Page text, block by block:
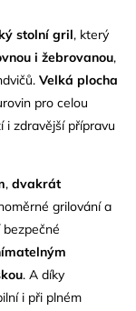
stolní gril, který
i žebrovanou,
Velká plocha
pro celou
i zdravější přípravu
, dvakrát
grilování a
. A díky
i při plném